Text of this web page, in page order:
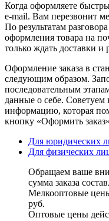
Когда оформляете
e-mail. Вам перезвонит
По результатам
оформления товара на
только ждать доставки и
Оформление заказа в
следующим образом.
последовательным
данные о себе. Советуем
информацию, которая
кнопку «Оформить
Для юридических
Для физических
Обращаем ваше
сумма заказа
Мелкооптовые
руб.
Оптовые цены